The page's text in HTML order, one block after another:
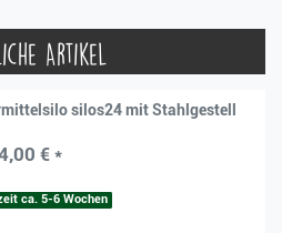
Artikel
silos24 mit Stahlgestell
€ *
ca. 5-6 Wochen